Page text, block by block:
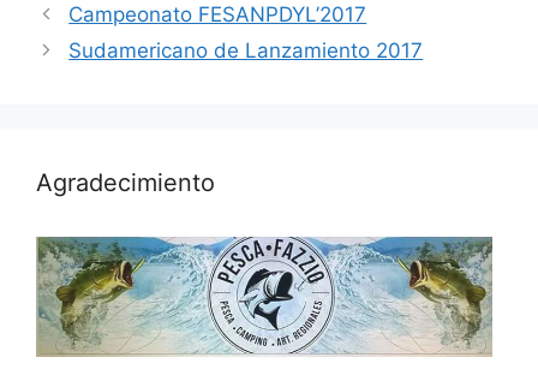
Campeonato FESANPDYL’2017
Sudamericano de Lanzamiento 2017
Agradecimiento